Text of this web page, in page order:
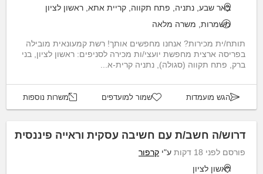
באר שבע, נתניה, פתח תקווה, קריית אתא, ראשון לציון
משמרות, משרה מלאה
תותח/ית מכירות? אנחנו מחפשים אותך! רשת קמעונאית מובילה
בפריסה ארצית מחפשת יועצי/ות מכירה לסניפים: ראשון לציון, בני
ברק, פתח תקווה (סגולה), נתניה קרית-א...
הגש מועמדות שמור למועדפים משרות נוספות
דרוש/ה חשב/ת עם חשיבה עסקית וראייה פיננסית
פורסם לפני 18 דקות ע"י קרפור
ראשון לציון